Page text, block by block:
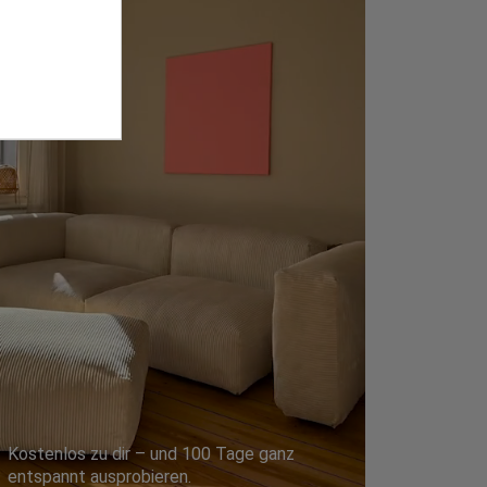
Kostenlos zu dir – und 100 Tage ganz
entspannt ausprobieren.